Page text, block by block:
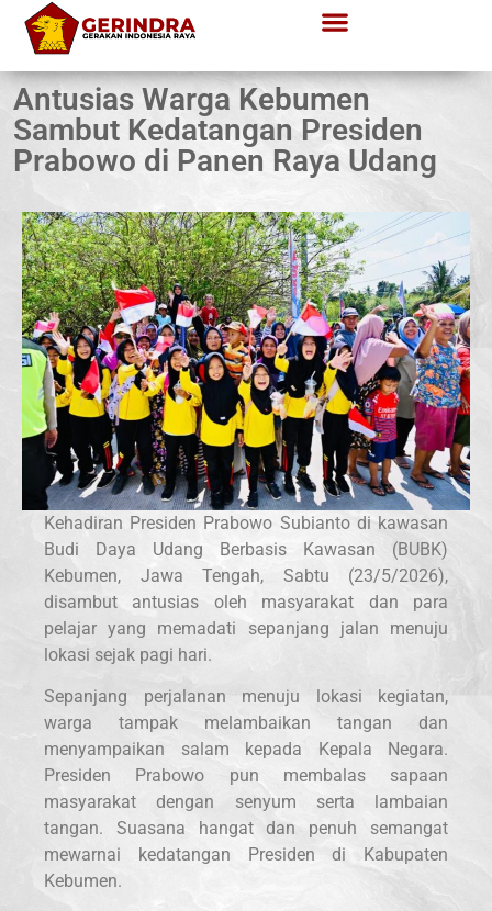
Antusias Warga Kebumen
Sambut Kedatangan Presiden
Prabowo di Panen Raya Udang
Kehadiran Presiden Prabowo Subianto di kawasan
Budi Daya Udang Berbasis Kawasan (BUBK)
Kebumen, Jawa Tengah, Sabtu (23/5/2026),
disambut antusias oleh masyarakat dan para
pelajar yang memadati sepanjang jalan menuju
lokasi sejak pagi hari.
Sepanjang perjalanan menuju lokasi kegiatan,
warga tampak melambaikan tangan dan
menyampaikan salam kepada Kepala Negara.
Presiden Prabowo pun membalas sapaan
masyarakat dengan senyum serta lambaian
tangan. Suasana hangat dan penuh semangat
mewarnai kedatangan Presiden di Kabupaten
Kebumen.